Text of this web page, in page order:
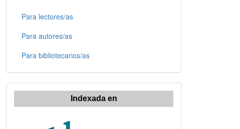
Para lectores/as
Para autores/as
Para bibliotecarios/as
Indexada en